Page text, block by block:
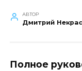
АВТОР
Дмитрий
Полное